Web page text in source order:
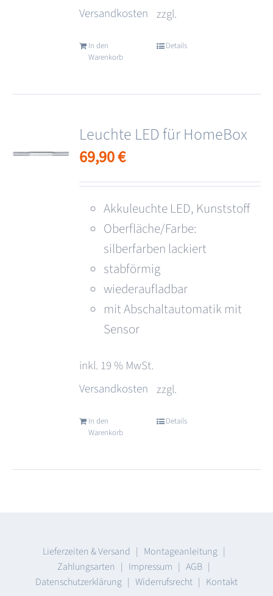
zzgl.
Versandkosten
In den
Warenkorb
Details
Leuchte LED für HomeBox
69,90€
Akkuleuchte LED, Kunststoff
Oberfläche/Farbe:
silberfarben lackiert
stabförmig
wiederaufladbar
mit Abschaltautomatik mit
Sensor
inkl. 19 % MwSt.
zzgl.
Versandkosten
In den
Warenkorb
Details
Lieferzeiten & Versand | Montageanleitung|
Zahlungsarten | Impressum | AGB |
Datenschutzerklärung | Widerrufsrecht | Kontakt